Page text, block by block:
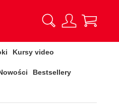
Kursy video
Bestsellery